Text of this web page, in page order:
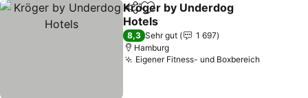
TeilenZu Favoriten hinzufügen
Kröger by Underdog
Hotels
Preise sehen
8,3 Sehr gut
1 697
Hamburg
Eigener Fitness- und BoxbereichPreise